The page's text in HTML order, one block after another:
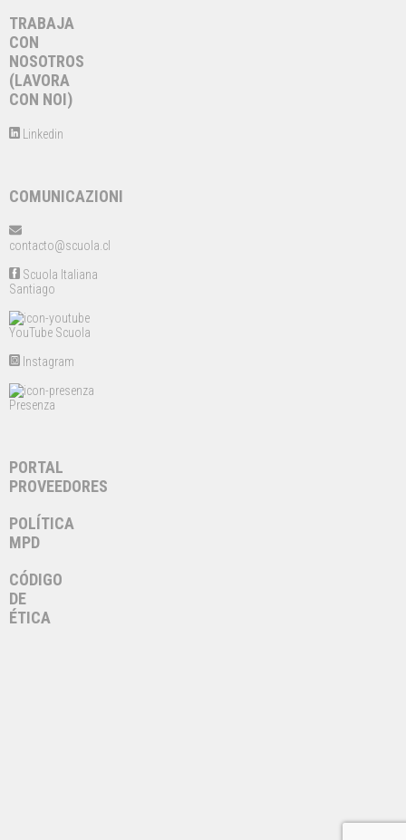
TRABAJA
CON
NOSOTROS
(LAVORA
CON NOI)
Linkedin
COMUNICAZIONI
contacto@scuola.cl
Scuola Italiana
Santiago
YouTube Scuola
Instagram
Presenza
PORTAL
PROVEEDORES
POLÍTICA
MPD
CÓDIGO
DE
ÉTICA